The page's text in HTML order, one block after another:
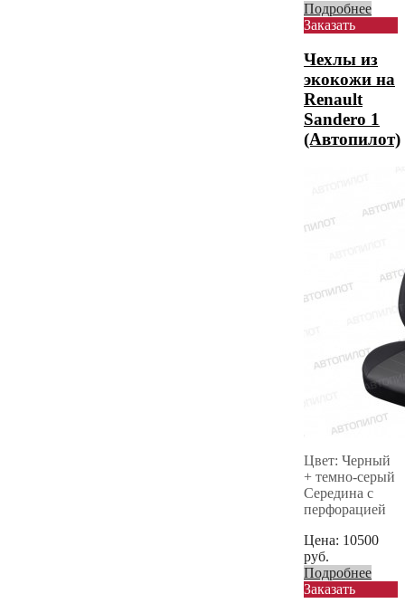
Подробнее
Заказать
Чехлы из
экокожи на
Renault
Sandero 1
(Автопилот)
Цвет: Черный
+ темно-серый
Середина с
перфорацией
Цена: 10500
руб.
Подробнее
Заказать